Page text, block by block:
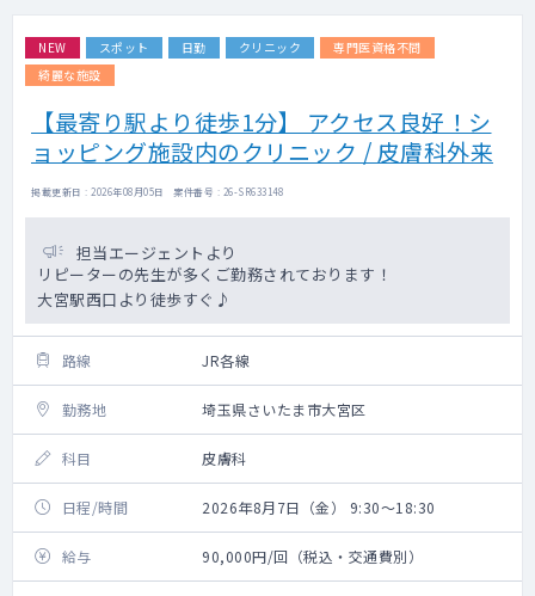
NEW スポット 日勤 クリニック
専門医資格不問
綺麗な施設
【最寄り駅より徒歩1分】 アクセス良好！シ
ョッピング施設内のクリニック / 皮膚科外来
掲載更新日 : 2026年08月05日 案件番号 : 26-SR633148
担当エージェントより
リピーターの先生が多くご勤務されております！
大宮駅西口より徒歩すぐ♪
路線 JR各線
勤務地 埼玉県さいたま市大宮区
科目 皮膚科
日程/時間 2026年8月7日（金） 9:30～18:30
給与 90,000円/回（税込・交通費別）